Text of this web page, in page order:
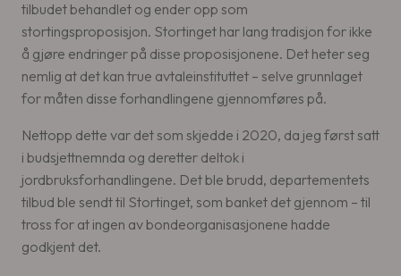
tilbudet behandlet og ender opp som
stortingsproposisjon. Stortinget har lang tradisjon for ikke
å gjøre endringer på disse proposisjonene. Det heter seg
nemlig at det kan true avtaleinstituttet – selve grunnlaget
for måten disse forhandlingene gjennomføres på.
Nettopp dette var det som skjedde i 2020, da jeg først satt
i budsjettnemnda og deretter deltok i
jordbruksforhandlingene. Det ble brudd, departementets
tilbud ble sendt til Stortinget, som banket det gjennom – til
tross for at ingen av bondeorganisasjonene hadde
godkjent det.